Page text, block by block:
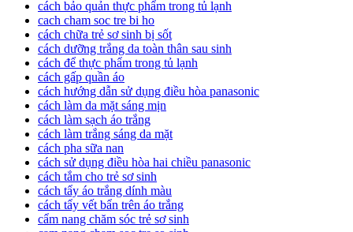
cách bảo quản thực phẩm trong tủ lạnh
cach cham soc tre bi ho
cách chữa trẻ sơ sinh bị sốt
cách dưỡng trắng da toàn thân sau sinh
cách để thực phẩm trong tủ lạnh
cách gấp quần áo
cách hướng dẫn sử dụng điều hòa panasonic
cách làm da mặt sáng mịn
cách làm sạch áo trắng
cách làm trắng sáng da mặt
cách pha sữa nan
cách sử dụng điều hòa hai chiều panasonic
cách tắm cho trẻ sơ sinh
cách tẩy áo trắng dính màu
cách tẩy vết bẩn trên áo trắng
cẩm nang chăm sóc trẻ sơ sinh